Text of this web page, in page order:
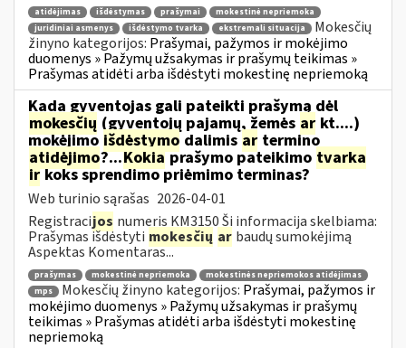
atidėjimas išdėstymas prašymai
mokestinė nepriemoka
juridiniai asmenys
išdėstymo tvarka ekstremali situacija
Mokesčių
žinyno kategorijos: Prašymai, pažymos ir mokėjimo
duomenys » Pažymų užsakymas ir prašymų teikimas »
Prašymas atidėti arba išdėstyti mokestinę nepriemoką
Kada gyventojas gali pateikti prašymą dėl
mokesčių (gyventojų pajamų, žemės ar kt....)
mokėjimo išdėstymo dalimis ar termino
atidėjimo?...Kokiaprašymo pateikimo tvarka
irkoks sprendimo priėmimo terminas?
Web turinio sąrašas 2026-04-01
Registracijos numeris KM3150 Ši informacija skelbiama:
Prašymas išdėstyti mokesčių ar baudų sumokėjimą
Aspektas Komentaras...
prašymas mokestinė nepriemoka
mokestinės nepriemokos atidėjimas
mps
Mokesčių žinyno kategorijos: Prašymai, pažymos ir
mokėjimo duomenys » Pažymų užsakymas ir prašymų
teikimas » Prašymas atidėti arba išdėstyti mokestinę
nepriemoką